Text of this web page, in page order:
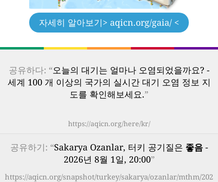
자세히 알아보기> aqicn.org/gaia/ <
공유하다: “오늘의 대기는 얼마나 오염되었을까요? -
세계 100 개 이상의 국가의 실시간 대기 오염 정보 지
도를 확인해보세요.”
https://aqicn.org/here/kr/
공유하기: “Sakarya Ozanlar, 터키 공기질은 좋음-
2026년 8월 1일, 20:00”
https://aqicn.org/snapshot/turkey/sakarya/ozanlar/mthm/202